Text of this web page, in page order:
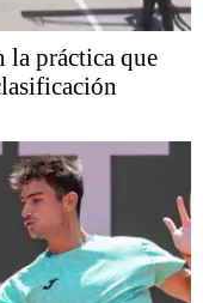
la práctica que